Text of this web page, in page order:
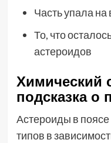
Часть упала
То, что
астероидов
Химический
подсказка о
Астероиды в
типов в